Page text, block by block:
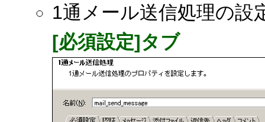
1通メール送信処理の設
[必須設定]タブ